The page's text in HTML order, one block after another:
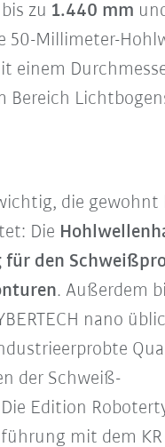
zu 1.440 mm
50-Millimeter-
einem
Bereich
die gewohnt
Die
den
. Außerdem
nano
der Schweiß-
Edition
mit dem KR